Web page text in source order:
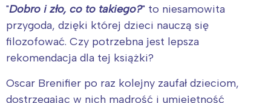
"Dobro i zło, co to takiego?" to niesamowita
przygoda, dzięki której dzieci nauczą się
filozofować. Czy potrzebna jest lepsza
rekomendacja dla tej książki?
Oscar Brenifier po raz kolejny zaufał dzieciom,
dostrzegając w nich mądrość i umiejętność